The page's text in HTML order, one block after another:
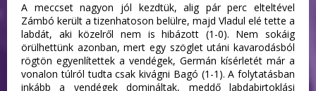
A meccset nagyon jól kezdtük, alig pár perc elteltével
Zámbó került a tizenhatoson belülre, majd Vladul elé tette a
labdát, aki közelről nem is hibázott (1-0). Nem sokáig
örülhettünk azonban, mert egy szöglet utáni kavarodásból
rögtön egyenlítettek a vendégek, Germán kísérletét már a
vonalon túlról tudta csak kivágni Bagó (1-1). A folytatásban
inkább a vendégek domináltak, meddő labdabirtoklási